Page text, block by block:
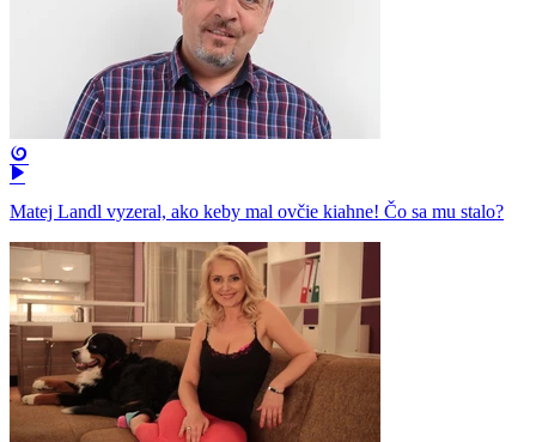
Matej Landl vyzeral, ako keby mal ovčie kiahne! Čo sa mu stalo?